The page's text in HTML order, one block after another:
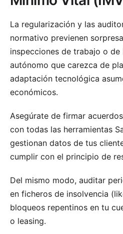
La regularización y las
normativo previenen
inspecciones de trabajo o de
autónomo que carezca de
adaptación tecnológica
económicos.
Asegúrate de firmar
con todas las herramientas
gestionan datos de tus
cumplir con el principio de
Del mismo modo, auditar
en ficheros de insolvencia
bloqueos repentinos en tu
o leasing.